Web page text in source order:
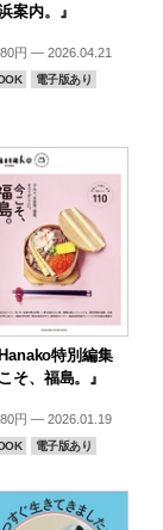
案内。』
円 — 2026.04.21
電子版あり
Hanako特別編集
そ、福島。』
円 — 2026.01.19
電子版あり